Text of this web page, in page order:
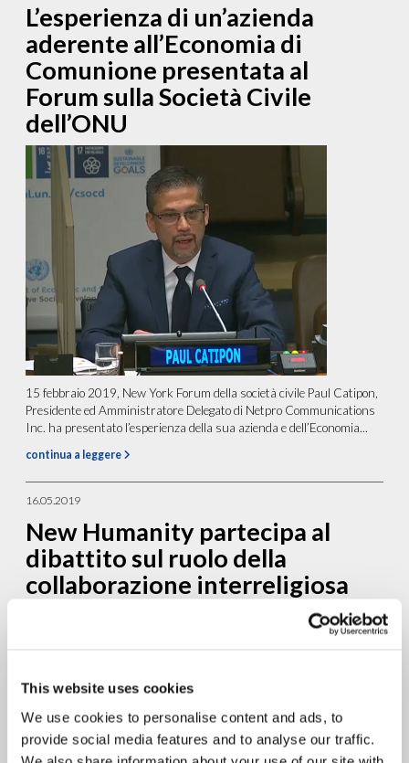
This website uses cookies
We use cookies to personalise content and ads, to
provide social media features and to analyse our traffic.
L’esperienza di un’azienda
aderente all’Economia di
Comunione presentata al
Forum sulla Società Civile
dell’ONU
15 febbraio 2019, New York Forum della società civile Paul Catipon,
Presidente ed Amministratore Delegato di Netpro Communications
Inc. ha presentato l’esperienza della sua azienda e dell’Economia...
continua a leggere
16.05.2019
New Humanity partecipa al
dibattito sul ruolo della
collaborazione interreligiosa
per assicurare inclusione ed